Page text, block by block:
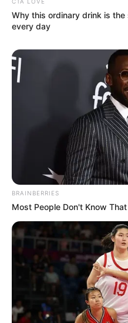
5 Amikor a fejednek